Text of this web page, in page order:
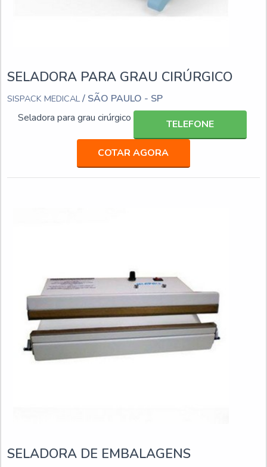
SELADORA PARA GRAU CIRÚRGICO
SISPACK MEDICAL / SÃO PAULO - SP
Seladora para grau cirúrgico
TELEFONE
COTAR AGORA
SELADORA DE EMBALAGENS